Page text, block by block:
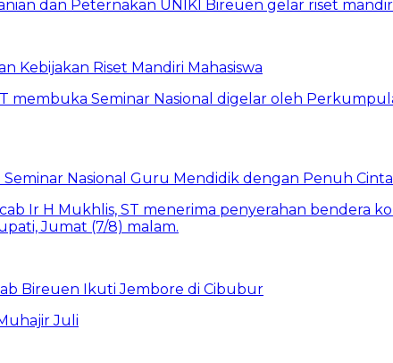
Kebijakan Riset Mandiri Mahasiswa
Nasional Guru Mendidik dengan Penuh Cinta
Bireuen Ikuti Jembore di Cibubur